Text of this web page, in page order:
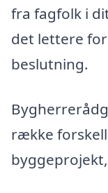
fra fagfolk i
det lettere
beslutning.
række